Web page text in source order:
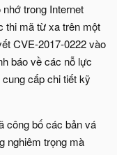
trong Internet
thi mã từ xa trên một
CVE-2017-0222 vào
báo về các nỗ lực
cấp chi tiết kỹ
công bố các bản vá
nghiêm trọng mà